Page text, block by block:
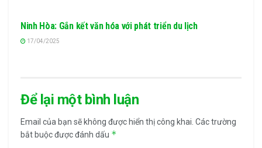
Ninh Hòa: Gắn kết văn hóa với phát triển du lịch
17/04/2025
Để lại một bình luận
Email của bạn sẽ không được hiển thị công khai. Các trường
bắt buộc được đánh dấu *